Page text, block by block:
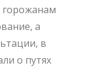
горожанам
а
в
о путях